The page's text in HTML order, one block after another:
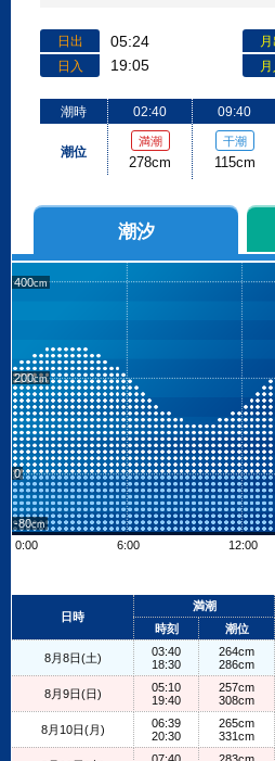
日出 05:24
日入 19:05
潮時
潮位
02:40
満潮
278cm
09:40
干潮
115cm
潮汐
400
200
0
-80
0:00
6:00 12:00
+
日時
満潮
時刻
潮位
8月8日(土)
03:40
18:30
264cm
286cm
8月9日(日)
05:10
19:40
257cm
308cm
8月10日(月)
06:39
20:30
265cm
331cm